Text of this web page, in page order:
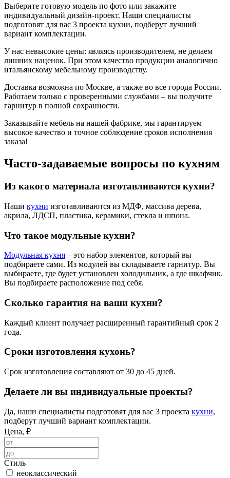
Выберите готовую модель по фото или закажите
индивидуальный дизайн-проект. Наши специалисты
подготовят для вас 3 проекта кухни, подберут лучший
вариант комплектации.
У нас невысокие цены: являясь производителем, не делаем
лишних наценок. При этом качество продукции аналогично
итальянскому мебельному производству.
Доставка возможна по Москве, а также во все города России.
Работаем только с проверенными службами – вы получите
гарнитур в полной сохранности.
Заказывайте мебель на нашей фабрике, мы гарантируем
высокое качество и точное соблюдение сроков исполнения
заказа!
Часто-задаваемые вопросы по кухням
Из какого материала изготавливаются кухни?
Наши кухни изготавливаются из МДФ, массива дерева,
акрила, ЛДСП, пластика, керамики, стекла и шпона.
Что такое модульные кухни?
Модульная кухня – это набор элементов, который вы
подбираете сами. Из модулей вы складываете гарнитур. Вы
выбираете, где будет установлен холодильник, а где шкафчик.
Вы подбираете расположение под себя.
Сколько гарантия на ваши кухни?
Каждый клиент получает расширенный гарантийный срок 2
года.
Сроки изготовления кухонь?
Срок изготовления составляют от 30 до 45 дней.
Делаете ли вы индивидуальные проекты?
Да, наши специалисты подготовят для вас 3 проекта кухни,
подберут лучший вариант комплектации.
Цена, ₽
Стиль
неоклассический